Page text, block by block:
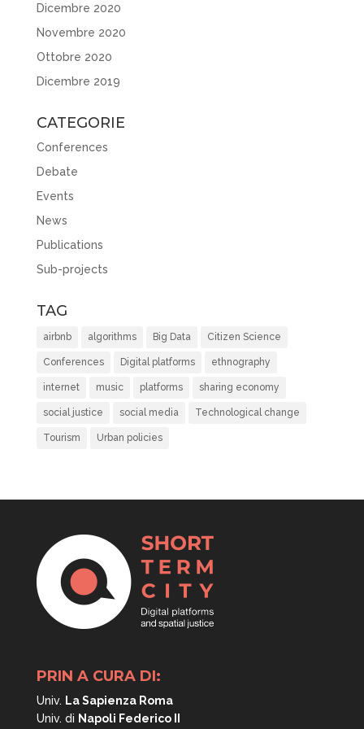
Dicembre 2020
Novembre 2020
Ottobre 2020
Dicembre 2019
CATEGORIE
Conferences
Debate
Events
News
Publications
Sub-projects
TAG
airbnb algorithms Big Data Citizen Science
Conferences Digital platforms ethnography
internet music platforms sharing economy
social justice social media Technological change
Tourism Urban policies
PRIN A CURA DI:
Univ. La Sapienza Roma
Univ. di Napoli Federico II